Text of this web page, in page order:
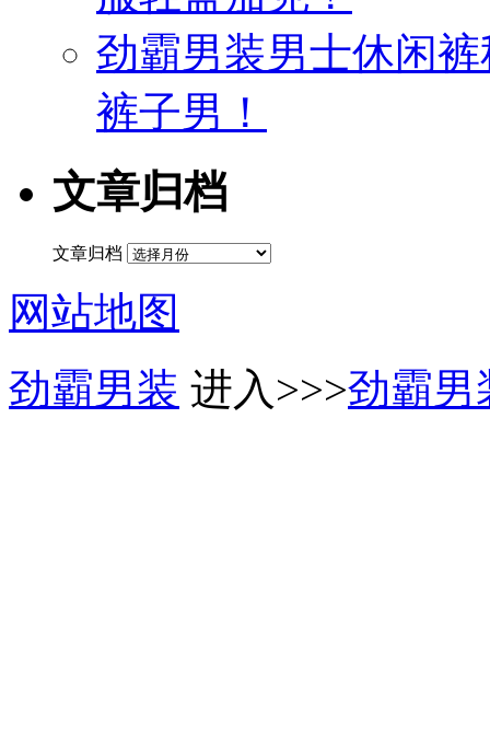
劲霸男装男士休闲
裤子男！
文章归档
文章归档
网站地图
劲霸男装 进入>>>劲霸男